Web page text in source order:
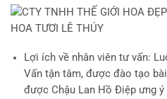
Lợi ích về nhân viên tư vấn:
Vấn tận tâm, được đào tạo
được Chậu Lan Hồ Điệp ưng